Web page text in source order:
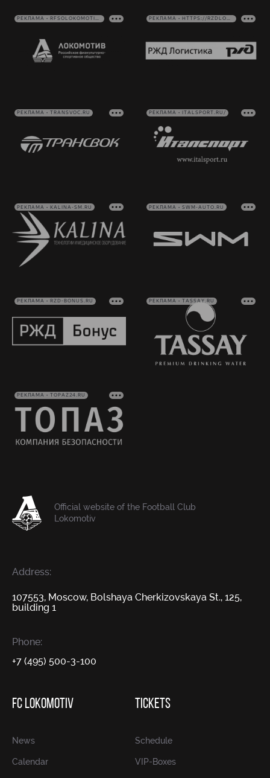
РЕКЛАМА • RFSOLOKOMOTIV.RU РЕКЛАМА • HTTPS://RZDLOG.RU/
РЕКЛАМА • TRANSVOC.RU РЕКЛАМА • ITALSPORT.RU/
РЕКЛАМА • KALINA-SM.RU РЕКЛАМА • SWM-AUTO.RU
РЕКЛАМА • RZD-BONUS.RU РЕКЛАМА • TASSAY.RU
РЕКЛАМА • TOPAZ24.RU
Official website of the Football Club
Lokomotiv
Address:
107553, Moscow, Bolshaya Cherkizovskaya St., 125,
building 1
Phone:
+7 (495) 500-3-100
FC LOKOMOTIV
News
Calendar
TICKETS
Schedule
VIP-Boxes